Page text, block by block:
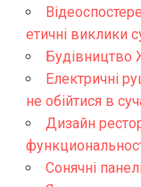
етичні виклики
Будівництво
Електричні
не обійтися в
Дизайн
Сонячні